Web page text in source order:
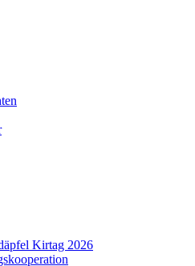
Kirtag 2026